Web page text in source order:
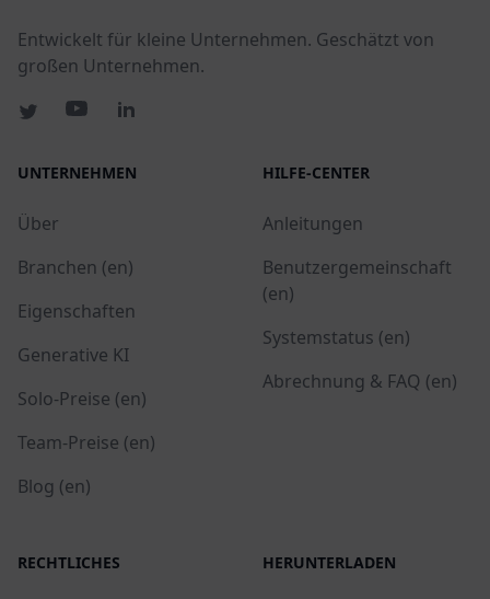
Entwickelt für kleine Unternehmen. Geschätzt von
großen Unternehmen.
UNTERNEHMEN
Über
Branchen (en)
Eigenschaften
Generative KI
Solo-Preise (en)
Team-Preise (en)
Blog (en)
HILFE-CENTER
Anleitungen
Benutzergemeinschaft
(en)
Systemstatus (en)
Abrechnung & FAQ (en)
RECHTLICHES HERUNTERLADEN